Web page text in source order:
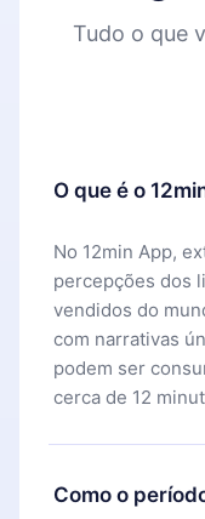
Tudo o que
O que é o
No 12min App,
percepções dos
vendidos do
com narrativas
podem ser
cerca de 12
Como o